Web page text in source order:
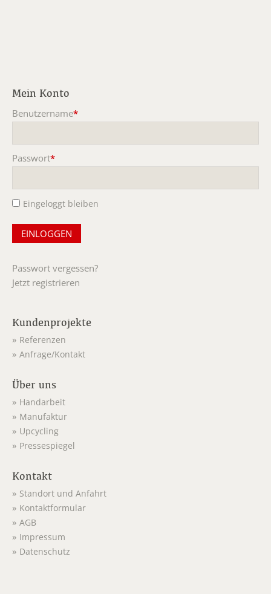
Mein Konto
Benutzername*
Passwort*
Eingeloggt bleiben
Passwort vergessen?
Jetzt registrieren
Kundenprojekte
Referenzen
Anfrage/Kontakt
Über uns
Handarbeit
Manufaktur
Upcycling
Pressespiegel
Kontakt
Standort und Anfahrt
Kontaktformular
AGB
Impressum
Datenschutz